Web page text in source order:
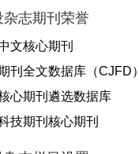
杂志期刊荣誉
文核心期刊
刊全文数据库（CJFD）
心期刊遴选数据库
技期刊核心期刊